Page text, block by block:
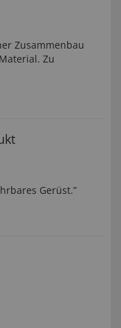
Zusammenbau
Zu
Gerüst.”